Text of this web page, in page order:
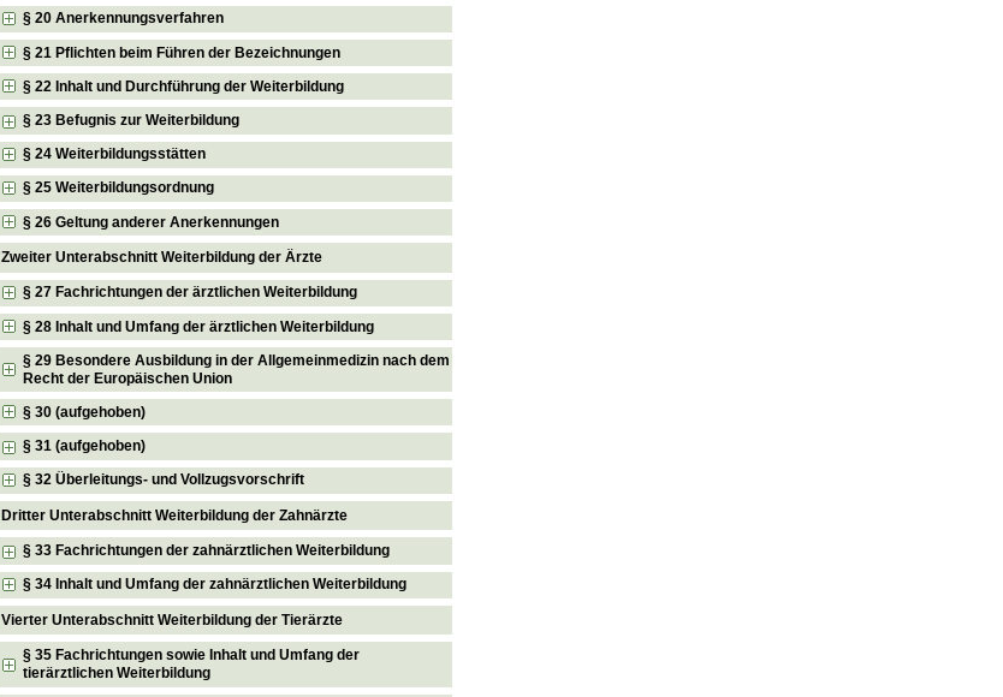
§ 20 Anerkennungsverfahren
§ 21 Pflichten beim Führen der Bezeichnungen
§ 22 Inhalt und Durchführung der Weiterbildung
§ 23 Befugnis zur Weiterbildung
§ 24 Weiterbildungsstätten
§ 25 Weiterbildungsordnung
§ 26 Geltung anderer Anerkennungen
Zweiter Unterabschnitt Weiterbildung der Ärzte
§ 27 Fachrichtungen der ärztlichen Weiterbildung
§ 28 Inhalt und Umfang der ärztlichen Weiterbildung
§ 29 Besondere Ausbildung in der Allgemeinmedizin nach dem
Recht der Europäischen Union
§ 30 (aufgehoben)
§ 31 (aufgehoben)
§ 32 Überleitungs- und Vollzugsvorschrift
Dritter Unterabschnitt Weiterbildung der Zahnärzte
§ 33 Fachrichtungen der zahnärztlichen Weiterbildung
§ 34 Inhalt und Umfang der zahnärztlichen Weiterbildung
Vierter Unterabschnitt Weiterbildung der Tierärzte
§ 35 Fachrichtungen sowie Inhalt und Umfang der
tierärztlichen Weiterbildung